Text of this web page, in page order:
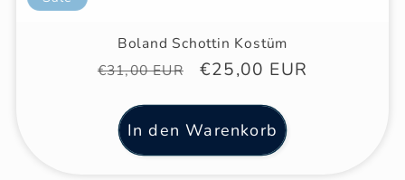
Boland Schottin Kostüm
Normaler
€31,00 EUR Verkaufspreis
€25,00 EUR
In den Warenkorb